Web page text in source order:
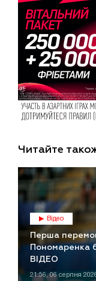
Читайте
Відео
Перша
Пономаренка
ВІДЕО
21:56, 06 серпня